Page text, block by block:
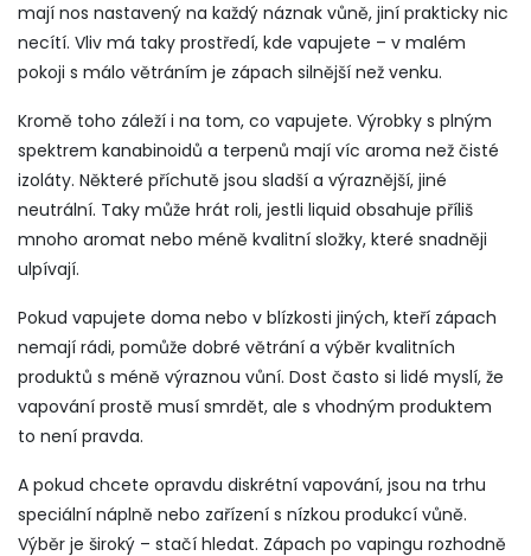
mají nos nastavený na každý náznak vůně, jiní prakticky nic
necítí. Vliv má taky prostředí, kde vapujete – v malém
pokoji s málo větráním je zápach silnější než venku.
Kromě toho záleží i na tom, co vapujete. Výrobky s plným
spektrem kanabinoidů a terpenů mají víc aroma než čisté
izoláty. Některé příchutě jsou sladší a výraznější, jiné
neutrální. Taky může hrát roli, jestli liquid obsahuje příliš
mnoho aromat nebo méně kvalitní složky, které snadněji
ulpívají.
Pokud vapujete doma nebo v blízkosti jiných, kteří zápach
nemají rádi, pomůže dobré větrání a výběr kvalitních
produktů s méně výraznou vůní. Dost často si lidé myslí, že
vapování prostě musí smrdět, ale s vhodným produktem
to není pravda.
A pokud chcete opravdu diskrétní vapování, jsou na trhu
speciální náplně nebo zařízení s nízkou produkcí vůně.
Výběr je široký – stačí hledat. Zápach po vapingu rozhodně